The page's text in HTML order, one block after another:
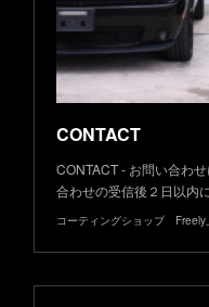
CONTACT
CONTACT - お問い合わ
合わせの受信後２日以内
コーティングショップ Freely